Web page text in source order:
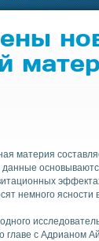
материя
данные
немного
главе с Адрианом